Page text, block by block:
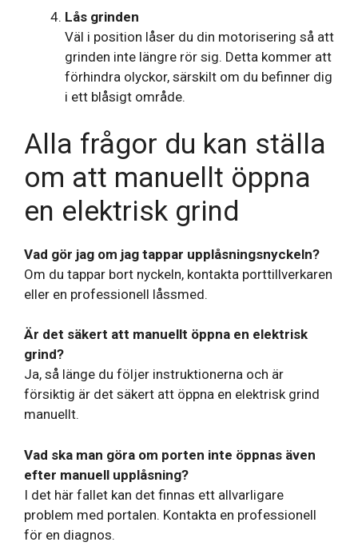
Lås grinden
Väl i position låser du din motorisering så att
grinden inte längre rör sig. Detta kommer att
förhindra olyckor, särskilt om du befinner dig
i ett blåsigt område.
Alla frågor du kan ställa
om att manuellt öppna
en elektrisk grind
Vad gör jag om jag tappar upplåsningsnyckeln?
Om du tappar bort nyckeln, kontakta porttillverkaren
eller en professionell låssmed.
Är det säkert att manuellt öppna en elektrisk
grind?
Ja, så länge du följer instruktionerna och är
försiktig är det säkert att öppna en elektrisk grind
manuellt.
Vad ska man göra om porten inte öppnas även
efter manuell upplåsning?
I det här fallet kan det finnas ett allvarligare
problem med portalen. Kontakta en professionell
för en diagnos.